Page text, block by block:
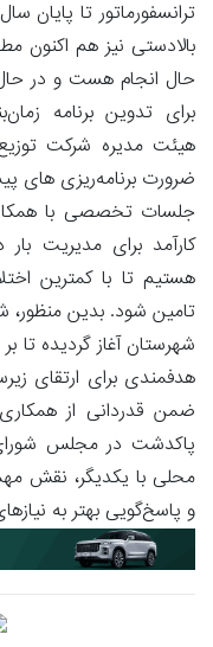
ترانسفورماتور تا
بالادستی نیز هم اکنون
حال انجام هست و در
برای تدوین برنامه
هیئت مدیره شرکت
ضرورت برنامه‌ریزی های
جلسات تخصصی با
هستیم تا با کمترین
تامین شود. بدین
شهرستان آغاز گردیده تا
هدفمندی برای ارتقای
ضمن قدردانی از
پاکدشت در مجلس شورای
محلی با یکدیگر، نقش
و پاسخ‌گویی بهتر به